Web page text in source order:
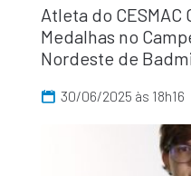
Atleta do CESMAC
Medalhas no
Nordeste de
30/06/2025 às 18h16